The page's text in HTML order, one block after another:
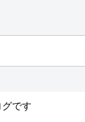
です